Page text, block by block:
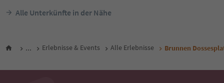
Alle Unterkünfte in der Nähe
... Erlebnisse & Events Alle Erlebnisse Brunnen